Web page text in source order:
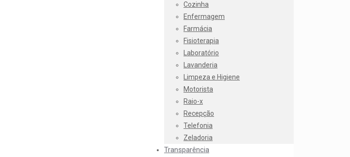
Cozinha
Enfermagem
Farmácia
Fisioterapia
Laboratório
Lavanderia
Limpeza e Higiene
Motorista
Raio-x
Recepção
Telefonia
Zeladoria
Transparência